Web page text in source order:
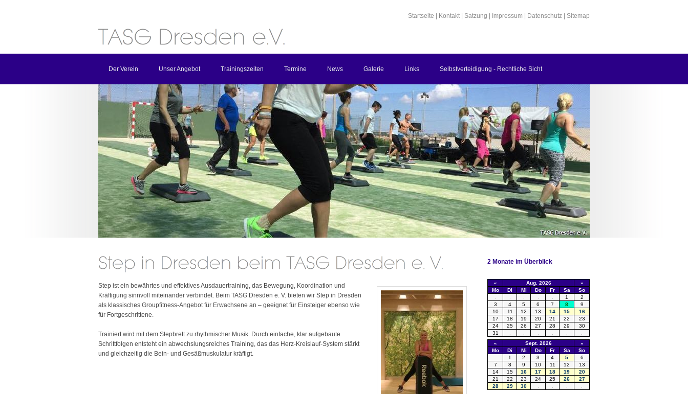
Startseite Kontakt Satzung Impressum Datenschutz Sitemap
Der Verein Unser Angebot Trainingszeiten Termine News Galerie Links Selbstverteidigung - Rechtliche Sicht
Step ist ein bewährtes und effektives Ausdauertraining, das Bewegung, Koordination und
Kräftigung sinnvoll miteinander verbindet. Beim TASG Dresden e. V. bieten wir Step in Dresden
als klassisches Groupfitness-Angebot für Erwachsene an – geeignet für Einsteiger ebenso wie
für Fortgeschrittene.
Trainiert wird mit dem Stepbrett zu rhythmischer Musik. Durch einfache, klar aufgebaute
Schrittfolgen entsteht ein abwechslungsreiches Training, das das Herz-Kreislauf-System stärkt
und gleichzeitig die Bein- und Gesäßmuskulatur kräftigt.
2 Monate im Überblick